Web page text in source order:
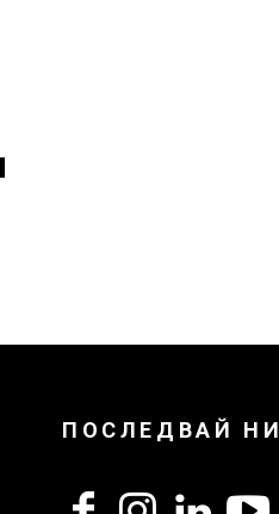
ПОСЛЕДВАЙ НИ